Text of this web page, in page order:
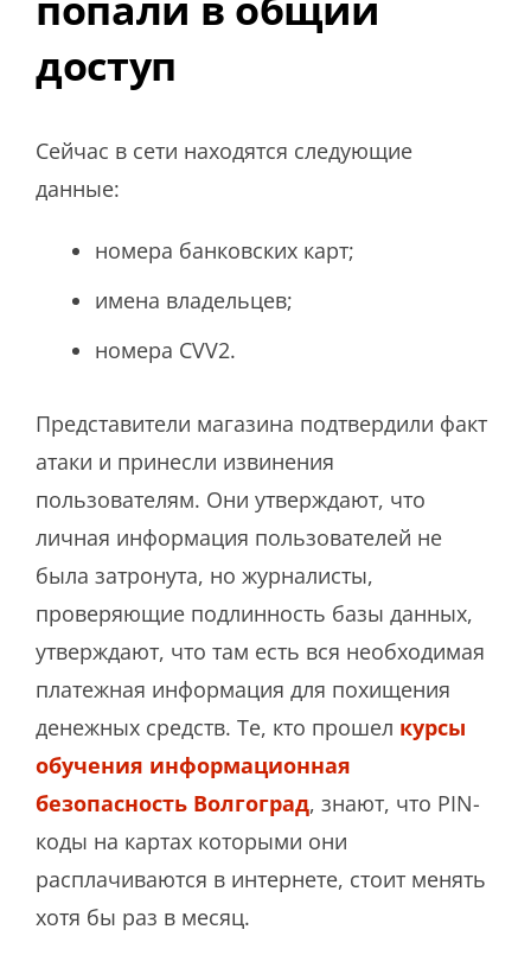
доступ
Сейчас в сети находятся следующие
данные:
номера банковских карт;
имена владельцев;
номера CVV2.
Представители магазина подтвердили факт
атаки и принесли извинения
пользователям. Они утверждают, что
личная информация пользователей не
была затронута, но журналисты,
проверяющие подлинность базы данных,
утверждают, что там есть вся необходимая
платежная информация для похищения
денежных средств. Те, кто прошел курсы
обучения информационная
безопасность Волгоград, знают, что PIN-
коды на картах которыми они
расплачиваются в интернете, стоит менять
хотя бы раз в месяц.